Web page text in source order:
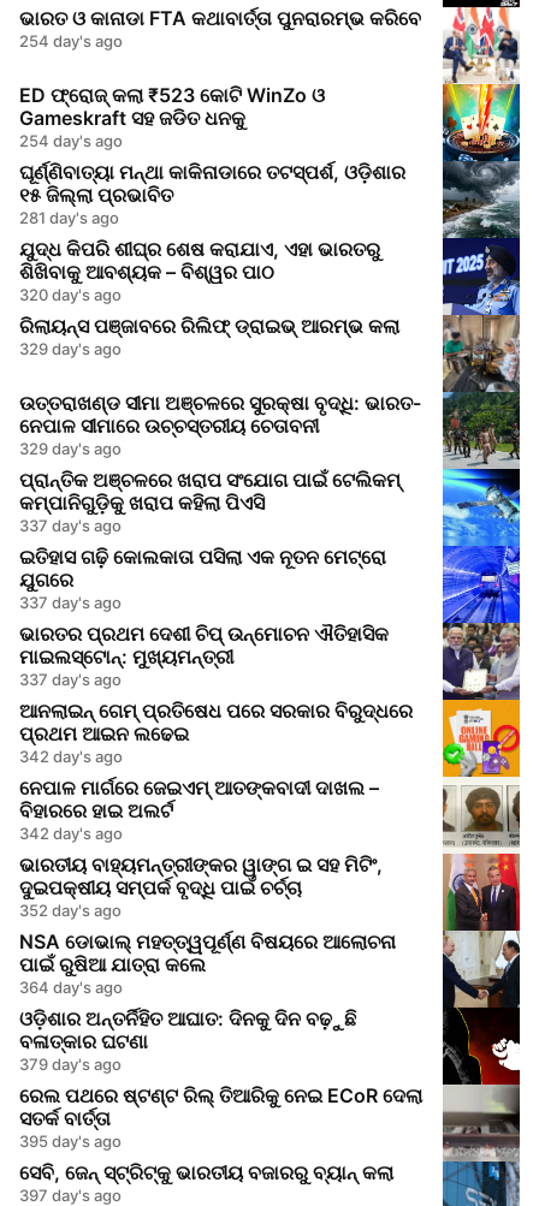
ଭାରତ ଓ କାନାଡା FTA କଥାବାର୍ତ୍ତା ପୁନରାରମ୍ଭ କରିବେ
254 day's ago
ED ଫ୍ରୋଜ୍ କଲା ₹523 କୋଟି WinZo ଓ
Gameskraft ସହ ଜଡିତ ଧନକୁ
254 day's ago
ଘୂର୍ଣ୍ଣିବାତ୍ୟା ମନ୍ଥା କାକିନାଡାରେ ତଟସ୍ପର୍ଶ, ଓଡ଼ିଶାର
୧୫ ଜିଲ୍ଲା ପ୍ରଭାବିତ
281 day's ago
ଯୁଦ୍ଧ କିପରି ଶୀଘ୍ର ଶେଷ କରାଯାଏ, ଏହା ଭାରତରୁ
ଶିଖିବାକୁ ଆବଶ୍ୟକ – ବିଶ୍ୱର ପାଠ
320 day's ago
ରିଲାୟନ୍ସ ପଞ୍ଜାବରେ ରିଲିଫ୍ ଡ୍ରାଇଭ୍ ଆରମ୍ଭ କଲା
329 day's ago
ଉତ୍ତରାଖଣ୍ଡ ସୀମା ଅଞ୍ଚଳରେ ସୁରକ୍ଷା ବୃଦ୍ଧି: ଭାରତ-
ନେପାଳ ସୀମାରେ ଉଚ୍ଚସ୍ତରୀୟ ଚେତାବନୀ
329 day's ago
ପ୍ରାନ୍ତିକ ଅଞ୍ଚଳରେ ଖରାପ ସଂଯୋଗ ପାଇଁ ଟେଲିକମ୍
କମ୍ପାନିଗୁଡ଼ିକୁ ଖରାପ କହିଲା ପିଏସି
337 day's ago
ଇତିହାସ ଗଢ଼ି କୋଲକାତା ପସିଲା ଏକ ନୂତନ ମେଟ୍ରୋ
ଯୁଗରେ
337 day's ago
ଭାରତର ପ୍ରଥମ ଦେଶୀ ଚିପ୍ ଉନ୍ମୋଚନ ଐତିହାସିକ
ମାଇଲସ୍ଟୋନ୍: ମୁଖ୍ୟମନ୍ତ୍ରୀ
337 day's ago
ଆନଲାଇନ୍ ଗେମ୍ ପ୍ରତିଷେଧ ପରେ ସରକାର ବିରୁଦ୍ଧରେ
ପ୍ରଥମ ଆଇନ ଲଢେଇ
342 day's ago
ନେପାଳ ମାର୍ଗରେ ଜେଇଏମ୍ ଆତଙ୍କବାଦୀ ଦାଖଲ –
ବିହାରରେ ହାଇ ଅଲର୍ଟ
342 day's ago
ଭାରତୀୟ ବାହ୍ୟମନ୍ତ୍ରୀଙ୍କର ୱାଙ୍ଗ ଇ ସହ ମିଟିଂ,
ଦୁଇପକ୍ଷୀୟ ସମ୍ପର୍କ ବୃଦ୍ଧି ପାଇଁ ଚର୍ଚ୍ଚା
352 day's ago
NSA ଡୋଭାଲ୍ ମହତ୍ତ୍ୱପୂର୍ଣ୍ଣ ବିଷୟରେ ଆଲୋଚନା
ପାଇଁ ରୁଷିଆ ଯାତ୍ରା କଲେ
364 day's ago
ଓଡ଼ିଶାର ଅନ୍ତର୍ନିହିତ ଆଘାତ: ଦିନକୁ ଦିନ ବଢ଼ୁଛି
ବଳାତ୍କାର ଘଟଣା
379 day's ago
ରେଲ ପଥରେ ଷ୍ଟଣ୍ଟ ରିଲ୍ ତିଆରିକୁ ନେଇ ECoR ଦେଲା
ସତର୍କ ବାର୍ତ୍ତା
395 day's ago
ସେବି, ଜେନ୍‌ ସ୍ଟ୍ରିଟ୍‌କୁ ଭାରତୀୟ ବଜାରରୁ ବ୍ୟାନ୍ କଲା
397 day's ago